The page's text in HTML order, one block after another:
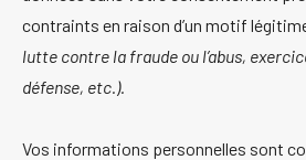
contraints en raison d’un motif
lutte contre la fraude ou l’abus,
défense, etc.).
Vos informations personnelles sont